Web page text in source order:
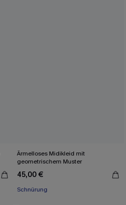
Ärmelloses Midikleid mit
geometrischem Muster
45,00 €
Schnürung